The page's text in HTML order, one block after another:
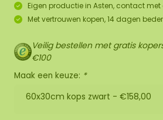
Eigen productie in Asten, contact met
Met vertrouwen kopen, 14 dagen
Veilig bestellen met gratis
€100
Maak een keuze: *
60x30cm kops zwart - €158,00